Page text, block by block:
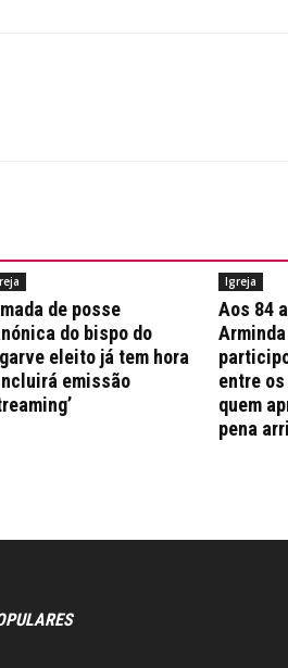
de posse
do bispo do
eleito já tem hora
emissão
Igreja
Aos 84
entre
quem
pena